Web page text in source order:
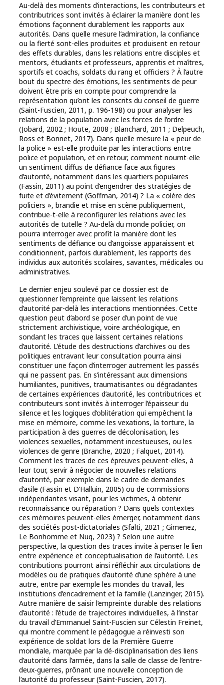
Au-delà des moments d’interactions, les contributeurs et
contributrices sont invités à éclairer la manière dont les
émotions façonnent durablement les rapports aux
autorités. Dans quelle mesure l’admiration, la confiance
ou la fierté sont-elles produites et produisent en retour
des effets durables, dans les relations entre disciples et
mentors, étudiants et professeurs, apprentis et maîtres,
sportifs et coachs, soldats du rang et officiers ? À l’autre
bout du spectre des émotions, les sentiments de peur
doivent être pris en compte pour comprendre la
représentation qu’ont les conscrits du conseil de guerre
(Saint-Fuscien, 2011, p. 196-198) ou pour analyser les
relations de la population avec les forces de l’ordre
(Jobard, 2002 ; Houte, 2008 ; Blanchard, 2011 ; Delpeuch,
Ross et Bonnet, 2017). Dans quelle mesure la « peur de
la police » est-elle produite par les interactions entre
police et population, et en retour, comment nourrit-elle
un sentiment diffus de défiance face aux figures
d’autorité, notamment dans les quartiers populaires
(Fassin, 2011) au point d’engendrer des stratégies de
fuite et d’évitement (Goffman, 2014) ? La « colère des
policiers », brandie et mise en scène publiquement,
contribue-t-elle à reconfigurer les relations avec les
autorités de tutelle ? Au-delà du monde policier, on
pourra interroger avec profit la manière dont les
sentiments de défiance ou d’angoisse apparaissent et
conditionnent, parfois durablement, les rapports des
individus aux autorités scolaires, savantes, médicales ou
administratives.
Le dernier enjeu soulevé par ce dossier est de
questionner l’empreinte que laissent les relations
d’autorité par-delà les interactions mentionnées. Cette
question peut d’abord se poser d’un point de vue
strictement archivistique, voire archéologique, en
sondant les traces que laissent certaines relations
d’autorité. L’étude des destructions d’archives ou des
politiques entravant leur consultation pourra ainsi
constituer une façon d’interroger autrement les passés
qui ne passent pas. En s’intéressant aux dimensions
humiliantes, punitives, traumatisantes ou dégradantes
de certaines expériences d’autorité, les contributrices et
contributeurs sont invités à interroger l’épaisseur du
silence et les logiques d’oblitération qui empêchent la
mise en mémoire, comme les vexations, la torture, la
participation à des guerres de décolonisation, les
violences sexuelles, notamment incestueuses, ou les
violences de genre (Branche, 2020 ; Falquet, 2014).
Comment les traces de ces épreuves peuvent-elles, à
leur tour, servir à négocier de nouvelles relations
d’autorité, par exemple dans le cadre de demandes
d’asile (Fassin et D’Halluin, 2005) ou de commissions
indépendantes visant, pour les victimes, à obtenir
reconnaissance ou réparation ? Dans quels contextes
ces mémoires peuvent-elles émerger, notamment dans
des sociétés post-dictatoriales (Sfalti, 2021 ; Gimenez,
Le Bonhomme et Nuq, 2023) ? Selon une autre
perspective, la question des traces invite à penser le lien
entre expérience et conceptualisation de l’autorité. Les
contributions pourront ainsi réfléchir aux circulations de
modèles ou de pratiques d’autorité d’une sphère à une
autre, entre par exemple les mondes du travail, les
institutions d’encadrement et la famille (Lanzinger, 2015).
Autre manière de saisir l’empreinte durable des relations
d’autorité : l’étude de trajectoires individuelles, à l’instar
du travail d’Emmanuel Saint-Fuscien sur Célestin Freinet,
qui montre comment le pédagogue a réinvesti son
expérience de soldat lors de la Première Guerre
mondiale, marquée par la dé-disciplinarisation des liens
d’autorité dans l’armée, dans la salle de classe de l’entre-
deux-guerres, prônant une nouvelle conception de
l’autorité du professeur (Saint-Fuscien, 2017).